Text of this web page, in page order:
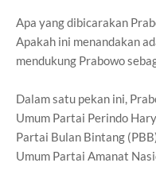
Apa yang dibicarakan
Apakah ini menandakan
mendukung Prabowo
Dalam satu pekan ini,
Umum Partai Perindo
Partai Bulan Bintang
Umum Partai Amanat